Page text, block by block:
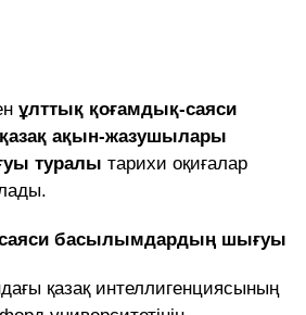
ұлттық қоғамдық-саяси
ақын-жазушылары
туралы тарихи оқиғалар
басылымдардың шығуы
қазақ интеллигенциясының